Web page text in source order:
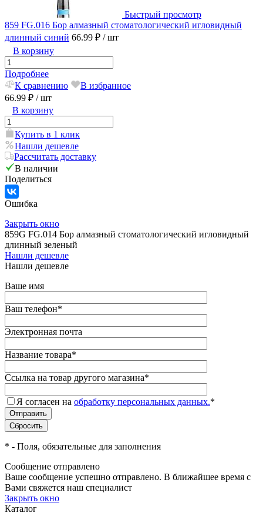
Быстрый просмотр
859 FG.016 Бор алмазный стоматологический игловидный
длинный синий 66.99 ₽ / шт
В корзину
Подробнее
К сравнению
В избранное
66.99 ₽ / шт
В корзину
Купить в 1 клик
Нашли дешевле
Рассчитать доставку
В наличии
Поделиться
Ошибка
Закрыть окно
859G FG.014 Бор алмазный стоматологический игловидный
длинный зеленый
Нашли дешевле
Нашли дешевле
Ваше имя
Ваш телефон*
Электронная почта
Название товара*
Ссылка на товар другого магазина*
Я согласен на обработку персональных данных.*
* - Поля, обязательные для заполнения
Сообщение отправлено
Ваше сообщение успешно отправлено. В ближайшее время с
Вами свяжется наш специалист
Закрыть окно
Каталог